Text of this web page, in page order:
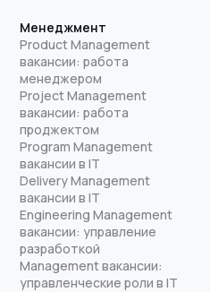
Менеджмент
Product Management
вакансии: работа
менеджером
Project Management
вакансии: работа
проджектом
Program Management
вакансии в IT
Delivery Management
вакансии в IT
Engineering Management
вакансии: управление
разработкой
Management вакансии:
управленческие роли в IT